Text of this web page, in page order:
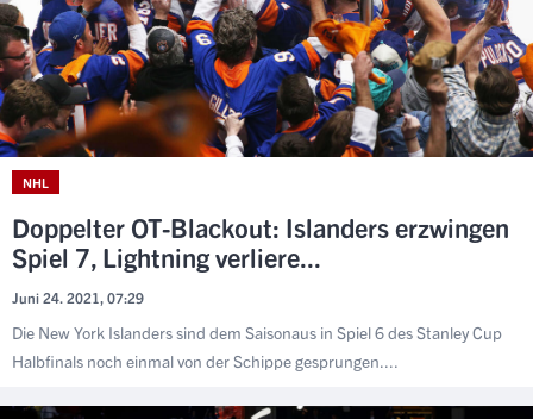
NHL
Doppelter OT-Blackout: Islanders erzwingen
Spiel 7, Lightning verliere...
Juni 24. 2021, 07:29
Die New York Islanders sind dem Saisonaus in Spiel 6 des Stanley Cup
Halbfinals noch einmal von der Schippe gesprungen....